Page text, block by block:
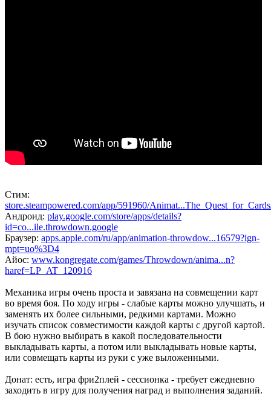
Стим:
store.steampowered.com/app/591960/
Андроид: play.google.com/store/apps/details?
id=co...ile.throwdown.google
Браузер: apps.apple.com/ru/app/animation-throwdow...16579?ign-
mpt=uo%3D4
Айос: www.kongregate.com/games/Throwdown/anima...n?
haref=LP_AT_120916
Механика игры очень проста и завязана на совмещении карт
во время боя. По ходу игры - слабые карты можно улучшать, и
заменять их более сильными, редкими картами. Можно
изучать список совместимости каждой карты с другой картой.
В бою нужно выбирать в какой последовательности
выкладывать карты, а потом или выкладывать новые карты,
или совмещать карты из руки с уже выложенными.
Донат: есть, игра фри2плей - сессионка - требует ежедневно
заходить в игру для получения наград и выполнения заданий.